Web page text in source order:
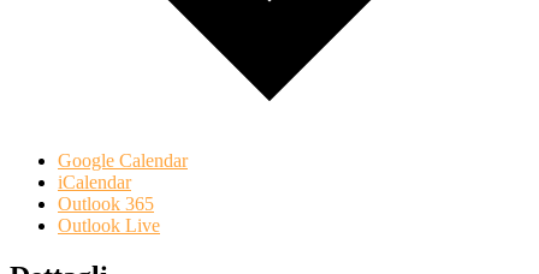
Google Calendar
iCalendar
Outlook 365
Outlook Live